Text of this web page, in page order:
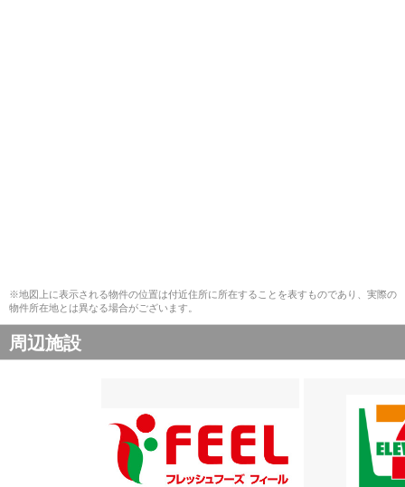
※地図上に表示される物件の位置は付近住所に所在することを表すものであり、実際の
物件所在地とは異なる場合がございます。
周辺施設